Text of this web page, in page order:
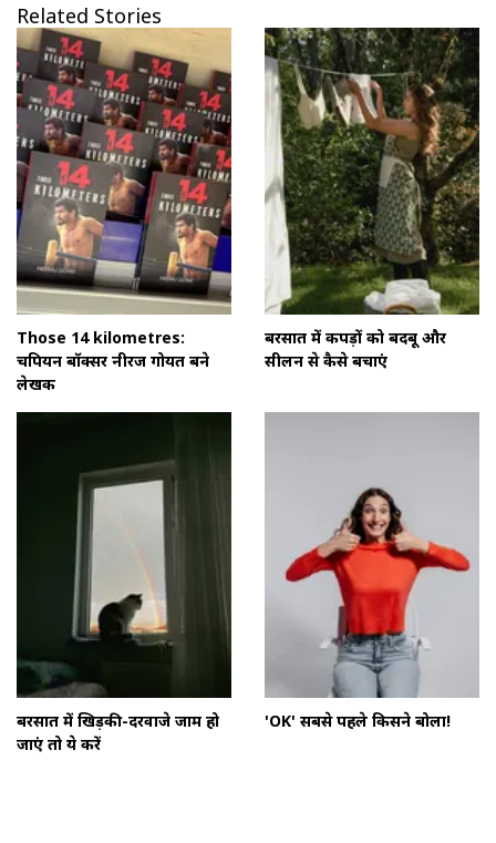
Related Stories
Those 14 kilometres:
चैंपियन बॉक्सर नीरज गोयत बने
लेखक
बरसात में कपड़ों को बदबू और
सीलन से कैसे बचाएं
बरसात में खिड़की-दरवाजे जाम हो
जाएं तो ये करें
'OK' सबसे पहले किसने बोला!